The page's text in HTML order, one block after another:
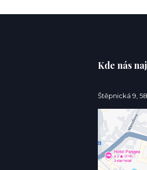
Kde nás
Štěpnická 9,